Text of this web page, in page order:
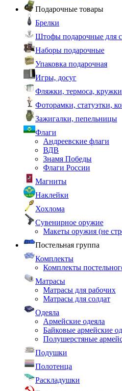
Подарочные товары
Брелки
Штофы подарочные для
Наборы подарочные
Упаковка подарочная
Игры, досуг
Фляжки, термоса, кружки
Фоторамки, статуэтки,
Зажигалки, пепельницы
Флаги
Андреевские флаги
ВДВ
Знамя Победы
Флаги России
Магниты
Наклейки
Хохлома
Сувенирное оружие
Макеты оружия (не
Постельная группа
Комплекты
Комплекты
Матрасы
Матрасы для рабочих
Матрасы для солдат
Одеяла
Армейские одеяла
Байковые армейские
Полушерстяные
Подушки
Полотенца
Раскладушки